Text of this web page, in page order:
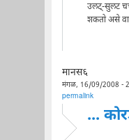
उलट्-सुलट
शकतो असे
मानस६
मंगळ, 16/09/2008 -
permalink
...